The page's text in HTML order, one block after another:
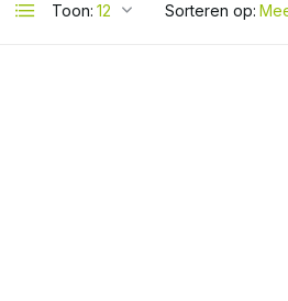
Toon: Sorteren op: